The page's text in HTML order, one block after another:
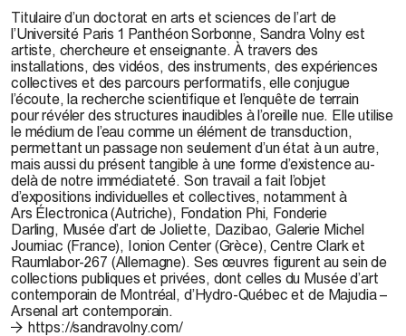
Titulaire d’un doctorat en arts et sciences de l’art de
l’Universite ́ Paris 1 PanthéonSorbonne, Sandra Volny est
artiste, chercheure et enseignante. À travers des
installations, des vidéos, des instruments, des expériences
collectives et des parcours performatifs, elle conjugue
l’écoute, la recherche scientifique et l’enquêtede terrain
pourrévéler des structures inaudibles à l’oreille nue. Elle utilise
le médium de l’eau comme un élément de transduction,
permettant un passage non seulement d’unétat à un autre,
mais aussi du présent tangible à une forme d’existenceau-
delà de notre immédiateté. Son travail a fait l’objet
d’expositions individuelles et collectives, notamment à
Ars Électronica(Autriche), Fondation Phi, Fonderie
Darling, Muséed’art de Joliette, Dazibao, Galerie Michel
Journiac (France), Ionion Center (Grèce), Centre Clark et
Raumlabor-267 (Allemagne). Ses œuvres figurent au sein de
collections publiques et privées, dont celles du Muséed’art
contemporain de Montréal, d’Hydro-Québec et de Majudia–
Arsenal art contemporain.
https://sandravolny.com/